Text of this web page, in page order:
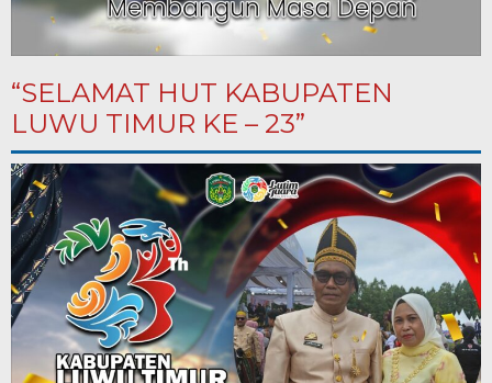
“SELAMAT HUT KABUPATEN
LUWU TIMUR KE – 23”